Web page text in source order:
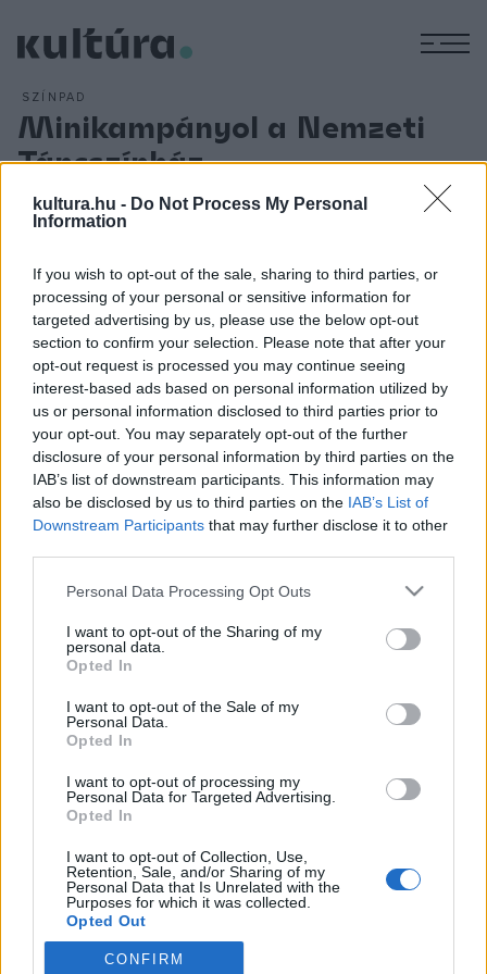
kultura.hu - Do Not Process My Personal
Information
If you wish to opt-out of the sale, sharing to third parties, or
processing of your personal or sensitive information for
targeted advertising by us, please use the below opt-out
section to confirm your selection. Please note that after your
opt-out request is processed you may continue seeing
interest-based ads based on personal information utilized by
us or personal information disclosed to third parties prior to
your opt-out. You may separately opt-out of the further
disclosure of your personal information by third parties on the
IAB’s list of downstream participants. This information may
also be disclosed by us to third parties on the IAB’s List of
Downstream Participants that may further disclose it to other
Please note that this website/app uses one or more Google
not limited to your visit or usage behaviour. You may click to
grant or deny consent to Google and its third-party tags to
use your data for below specified purposes in below Google
consent section.
Personal Data Processing Opt Outs
I want to opt-out of the Sharing of my
personal data.
Opted In
I want to opt-out of the Sale of my
Personal Data.
Opted In
I want to opt-out of processing my
Personal Data for Targeted Advertising.
Opted In
I want to opt-out of Collection, Use,
Retention, Sale, and/or Sharing of my
Personal Data that Is Unrelated with the
Purposes for which it was collected.
Opted Out
Google consents
CONFIRM
SZÍNPAD
Minikampányol a Nemzeti
Táncszínház
A március 15-én kezdődött akció lényege, hogy a
kínálja a színház, kiemelten a 10. Táncfórum fesztivált; a
balett, néptánc, kortárs és modern, gyermek és ifjúsági
előadásokat; a képzőművészeti és fotókiállításokat és a
Beavató táncszínházi programot.
A Nemzeti Táncszínház "minikampánya" a választási
plakátok arculatát idéző, arra hasonlító kreatív anyagaival
(plakátok, hirdetések) próbálja meg felhívni a nehéz
MEGOSZTÁS